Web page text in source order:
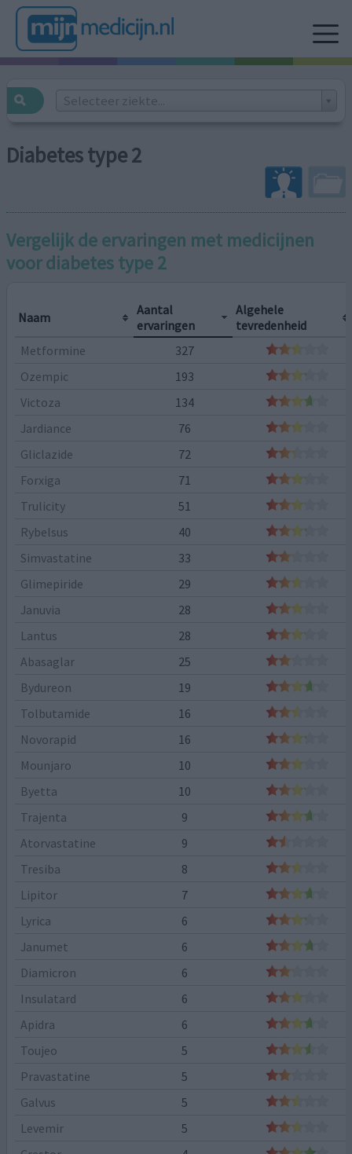
Selecteer ziekte...
Diabetes type 2
Vergelijk de ervaringen met medicijnen
voordiabetes type 2
Naam
Aantal
ervaringen
Algehele
tevredenheid
Metformine
327
Ozempic
193
Victoza
134
Jardiance
76
Gliclazide
72
Forxiga
71
Trulicity
51
Rybelsus
40
Simvastatine
33
Glimepiride
29
Januvia
28
Lantus
28
Abasaglar
25
Bydureon
19
Tolbutamide
16
Novorapid
16
Mounjaro
10
Byetta
10
Trajenta
9
Atorvastatine
9
Tresiba
8
Lipitor
7
Lyrica
6
Janumet
6
Diamicron
6
Insulatard
6
Apidra
6
Toujeo
5
Pravastatine
5
Galvus
5
Levemir
5